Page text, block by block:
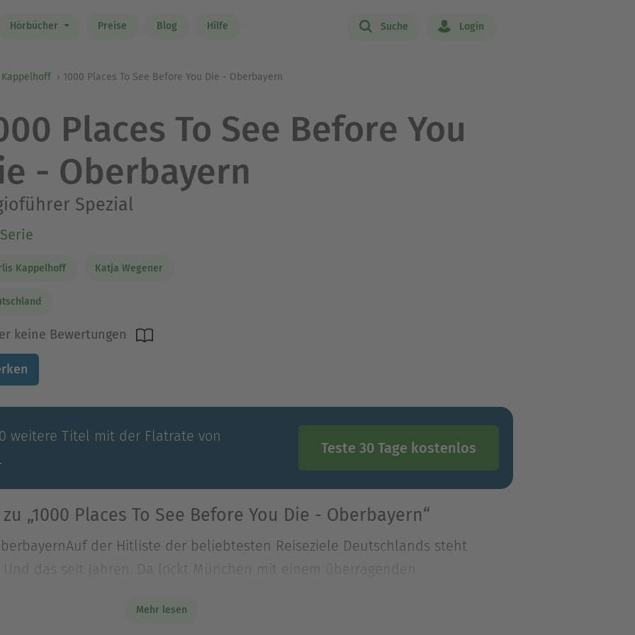
Hörbücher Preise Blog Hilfe Suche Login
1000 Places To See Before You Die - Oberbayern
Places To See Before You
- Oberbayern
Spezial
Serie
Kappelhoff Katja Wegener
keine Bewertungen
weitere Titel mit der Flatrate von
Teste 30 Tage kostenlos
„1000 Places To See Before You Die - Oberbayern“
der Hitliste der beliebtesten Reiseziele Deutschlands steht
das seit Jahren. Da lockt München mit einem überragenden
das seit Jahren. Da lockt München mit einem überragenden
Mehr lesen